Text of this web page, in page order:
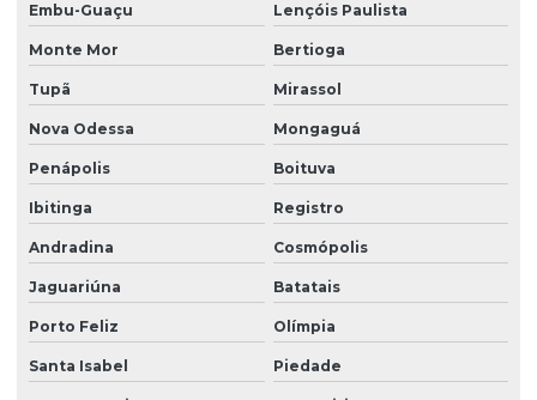
Embu-Guaçu Lençóis Paulista
Monte Mor Bertioga
Tupã Mirassol
Nova Odessa Mongaguá
Penápolis Boituva
Ibitinga Registro
Andradina Cosmópolis
Jaguariúna Batatais
Porto Feliz Olímpia
Santa Isabel Piedade